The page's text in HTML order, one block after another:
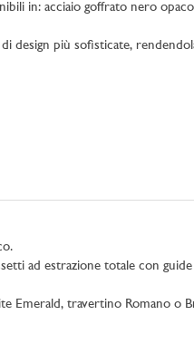
in: acciaio goffrato nero
design più sofisticate,
ad estrazione totale con
Emerald, travertino Romano o